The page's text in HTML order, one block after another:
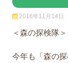
2016年11月14日
＜森の探検隊＞
今年も「森の